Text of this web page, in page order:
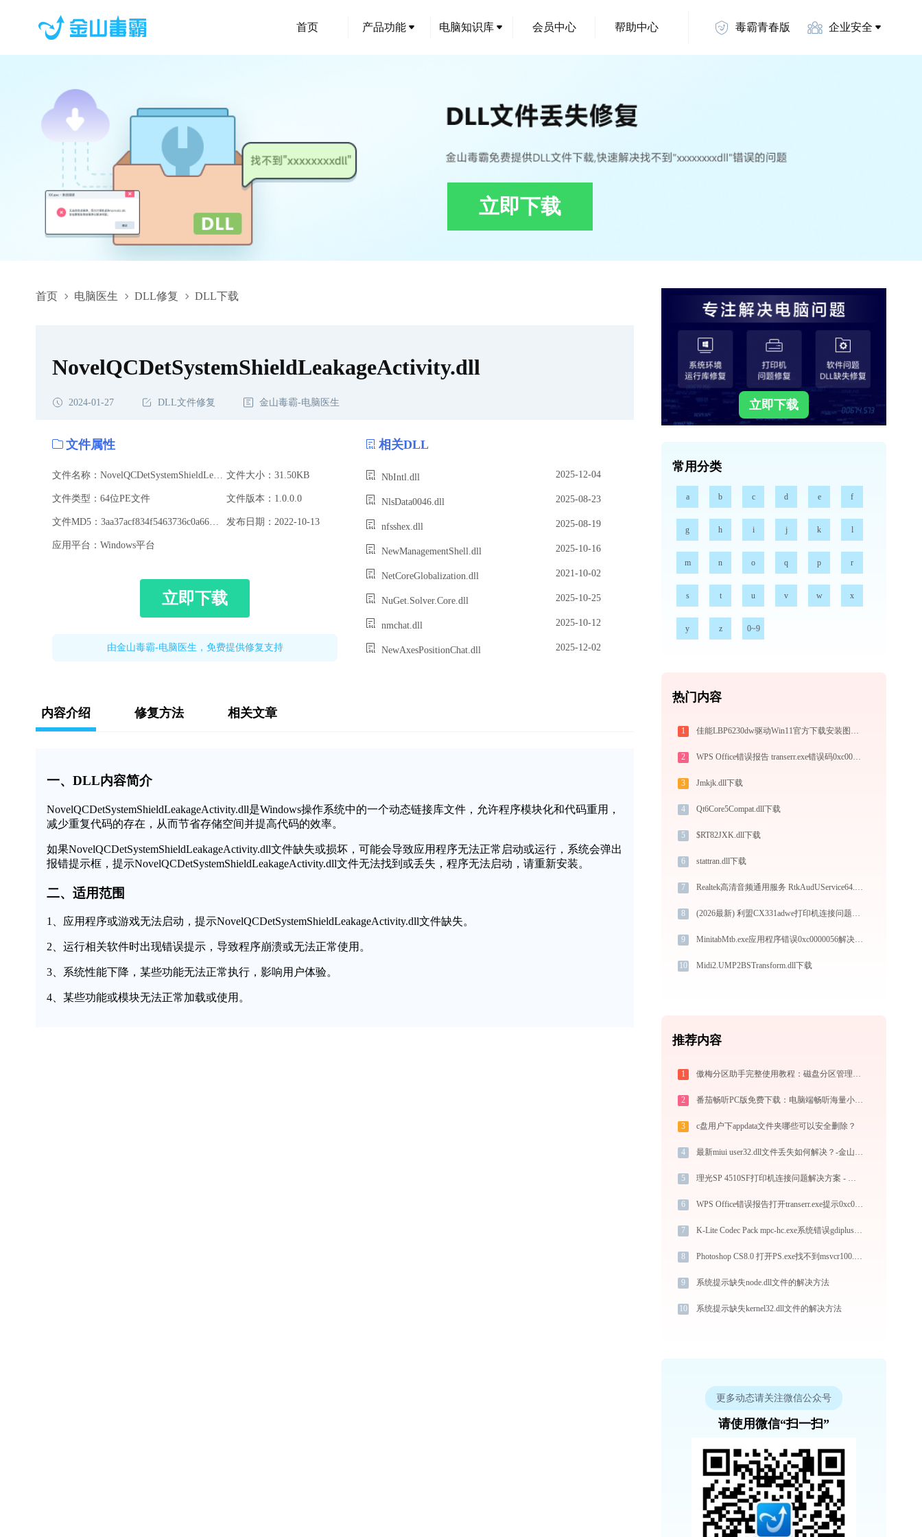
首页 产品功能 电脑知识库 会员中心 帮助中心 毒霸青春版 企业安全
立即下载
首页 电脑医生 DLL修复 DLL下载
NovelQCDetSystemShieldLeakageActivity.dll,NovelQCDetSystemShieldLeakageActivity.dll下载,NovelQCDetSystemShieldLeakageActivity.dll修
NovelQCDetSystemShieldLeakageActivity.dll
2024-01-27 DLL文件修复 金山毒霸-电脑医生
文件属性
文件大小：31.50KB
文件类型：64位PE文件 文件版本：1.0.0.0
发布日期：2022-10-13
应用平台：Windows平台
立即下载
由金山毒霸-电脑医生，免费提供修复支持
相关DLL
NbIntl.dll 2025-12-04
NlsData0046.dll 2025-08-23
nfsshex.dll 2025-08-19
NewManagementShell.dll 2025-10-16
NetCoreGlobalization.dll 2021-10-02
NuGet.Solver.Core.dll 2025-10-25
nmchat.dll 2025-10-12
NewAxesPositionChat.dll 2025-12-02
内容介绍 修复方法 相关文章
一、DLL内容简介
NovelQCDetSystemShieldLeakageActivity.dll是Windows操作系统中的一个动态链接库文件，允许程序模块化和代码重用，
减少重复代码的存在，从而节省存储空间并提高代码的效率。
如果NovelQCDetSystemShieldLeakageActivity.dll文件缺失或损坏，可能会导致应用程序无法正常启动或运行，系统会弹出
报错提示框，提示NovelQCDetSystemShieldLeakageActivity.dll文件无法找到或丢失，程序无法启动，请重新安装。
二、适用范围
1、应用程序或游戏无法启动，提示NovelQCDetSystemShieldLeakageActivity.dll文件缺失。
2、运行相关软件时出现错误提示，导致程序崩溃或无法正常使用。
3、系统性能下降，某些功能无法正常执行，影响用户体验。
4、某些功能或模块无法正常加载或使用。
立即下载
常用分类
a b c d e f
g h i j k l
m n o q p r
s t u v w x
y z 0~9
热门内容
1 佳能LBP6230dw驱动Win11官方下载安装图文教程
2 WPS Office错误报告 transerr.exe错误码0xc000000d处理办法
3 Jmkjk.dll下载
4 Qt6Core5Compat.dll下载
5 $RT82JXK.dll下载
6 stattran.dll下载
7 Realtek高清音频通用服务 RtkAudUService64.exe提示缺少mfplat.dll文件的解决办法
8 (2026最新) 利盟CX331adwe打印机连接问题？如何解决 - 金山毒霸
9 MinitabMtb.exe应用程序错误0xc0000056解决方法
10 Midi2.UMP2BSTransform.dll下载
推荐内容
1 傲梅分区助手完整使用教程：磁盘分区管理与数据迁移实战指南
2 番茄畅听PC版免费下载：电脑端畅听海量小说与音乐的终极指南
3 c盘用户下appdata文件夹哪些可以安全删除？
4 最新miui user32.dll文件丢失如何解决？-金山毒霸
5 理光SP 4510SF打印机连接问题解决方案 - 金山毒霸
6 WPS Office错误报告打开transerr.exe提示0xc000000d错误码怎么办
7 K-Lite Codec Pack mpc-hc.exe系统错误gdiplus.dll丢失如何解决
8 Photoshop CS8.0 打开PS.exe找不到msvcr100.dll怎么办
9 系统提示缺失node.dll文件的解决方法
10 系统提示缺失kernel32.dll文件的解决方法
更多动态请关注微信公众号
请使用微信“扫一扫”